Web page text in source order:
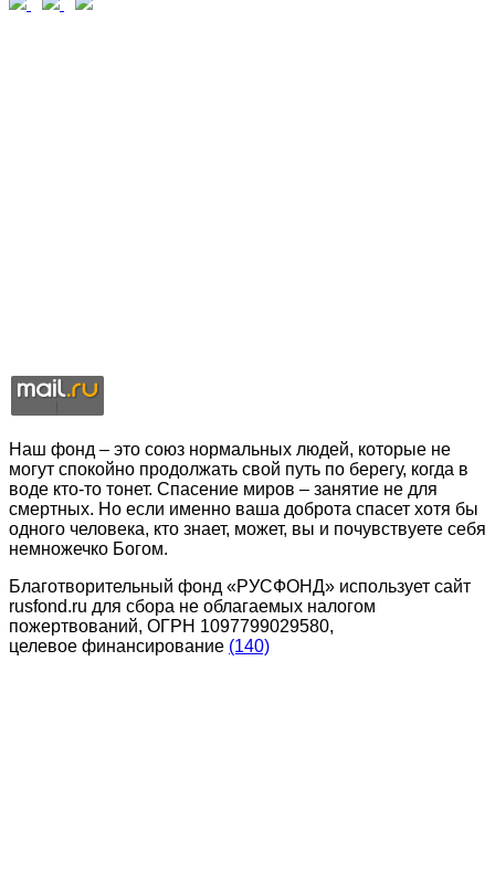
Наш фонд – это союз нормальных людей, которые не
могут спокойно продолжать свой путь по берегу, когда в
воде кто-то тонет. Спасение миров – занятие не для
смертных. Но если именно ваша доброта спасет хотя бы
одного человека, кто знает, может, вы и почувствуете себя
немножечко Богом.
Благотворительный фонд «РУСФОНД» использует сайт
rusfond.ru для сбора не облагаемых налогом
пожертвований, ОГРН 1097799029580,
целевое финансирование (140)